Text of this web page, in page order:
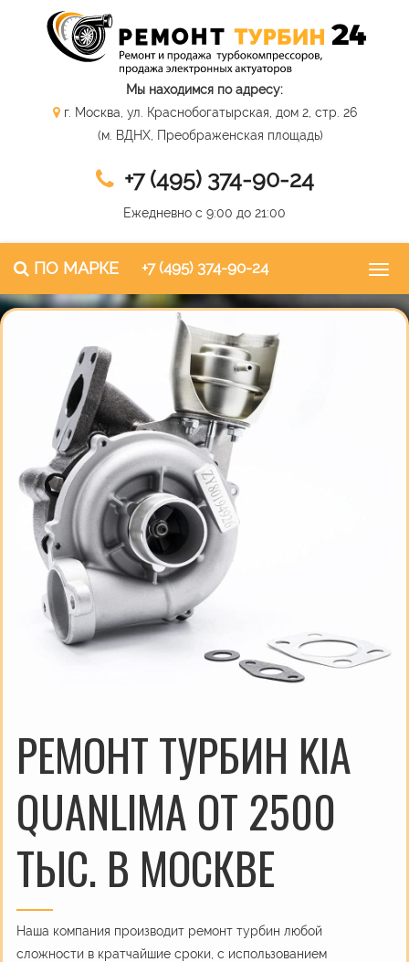
Мы находимся по адресу:
г. Москва, ул. Краснобогатырская, дом 2, стр. 26
(м. ВДНХ, Преображенская площадь)
+7 (495) 374-90-24
Ежедневно с 9:00 до 21:00
ПО МАРКЕ +7 (495) 374-90-24
РЕМОНТ ТУРБИН KIA
QUANLIMA ОТ 2500
ТЫС. В МОСКВЕ
Наша компания производит ремонт турбин любой
сложности в кратчайшие сроки, с использованием